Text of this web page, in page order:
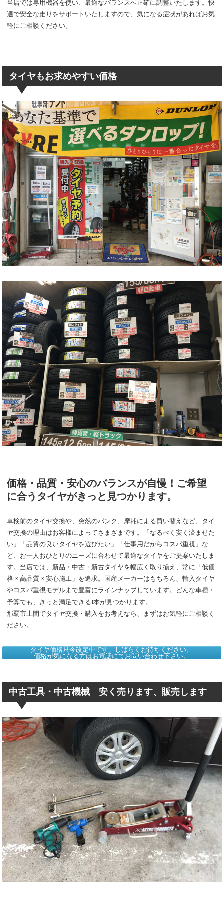
当店では専用機器を使い、最適なバランスへ正確に調整いたします。快
適で安全な走りをサポートいたしますので、気になる症状があればお気
軽にご相談ください。
タイヤもお求めやすい価格
価格・品質・安心のバランスが自慢！ご希望
に合うタイヤがきっと見つかります。
車検前のタイヤ交換や、突然のパンク、摩耗による買い替えなど、タイ
ヤ交換の理由はお客様によってさまざまです。「なるべく安く済ませた
い」「品質の良いタイヤを選びたい」「仕事用だからコスパ重視」な
ど、お一人おひとりのニーズに合わせて最適なタイヤをご提案いたしま
す。当店では、新品・中古・新古タイヤを幅広く取り揃え、常に「低価
格 × 高品質 × 安心施工」を追求。国産メーカーはもちろん、輸入タイヤ
やコスパ重視モデルまで豊富にラインナップしています。どんな車種・
予算でも、きっと満足できる1本が見つかります。
那覇市上間でタイヤ交換・購入をお考えなら、まずはお気軽にご相談く
ださい。
タイヤ価格只今改定中です。しばらくお待ちください。
価格が気になる方はお電話にてお問い合わせ下さい。
中古工具・中古機械 安く売ります、販売します